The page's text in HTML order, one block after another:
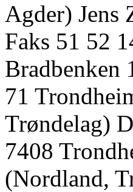
Agder) Jens
Faks 51 52
Bradbenken
71
Trøndelag)
7408
(Nordland,